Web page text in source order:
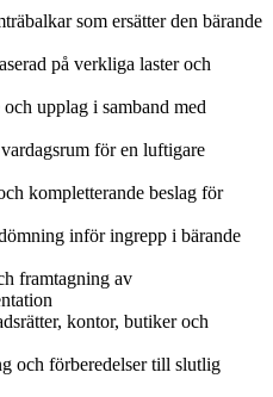
som ersätter den bärande
på verkliga laster och
upplag i samband med
för en luftigare
kompletterande beslag för
inför ingrepp i bärande
framtagning av
kontor, butiker och
och förberedelser till slutlig